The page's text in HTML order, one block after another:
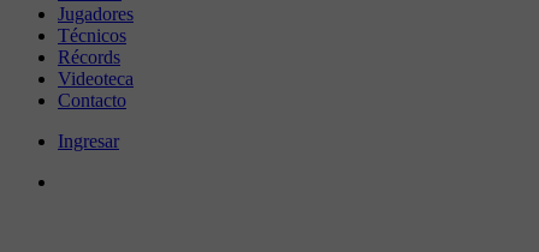
Jugadores
Técnicos
Récords
Videoteca
Contacto
Ingresar